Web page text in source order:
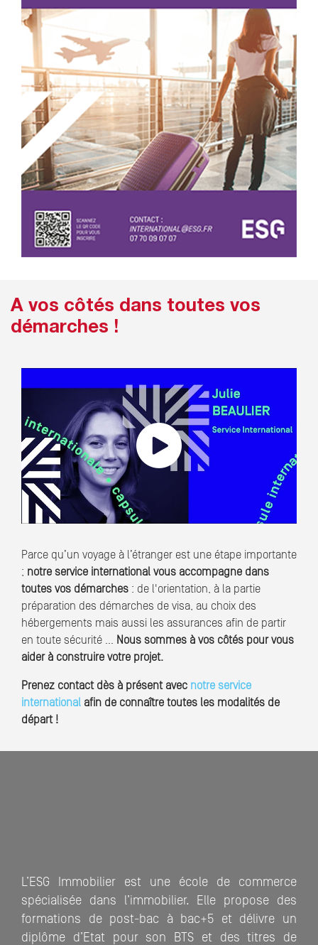
A vos côtés dans toutes vos
démarches !
avec Julie Beaulier
Parce qu’un voyage à l’étranger est une étape importante
; notre service international vous accompagne dans
toutes vos démarches : de l'orientation, à la partie
préparation des démarches de visa, au choix des
hébergements mais aussi les assurances afin de partir
en toute sécurité …
Nous sommes à vos côtés pour vous
aider à construire votre projet.
Prenez contact dès à présent avec notre service
international afin de connaître toutes les modalités de
départ !
L’ESG Immobilier est une école de commerce
spécialisée dans l’immobilier. Elle propose des
formations de post-bac à bac+5 et délivre un
diplôme d’Etat pour son BTS et des titres de